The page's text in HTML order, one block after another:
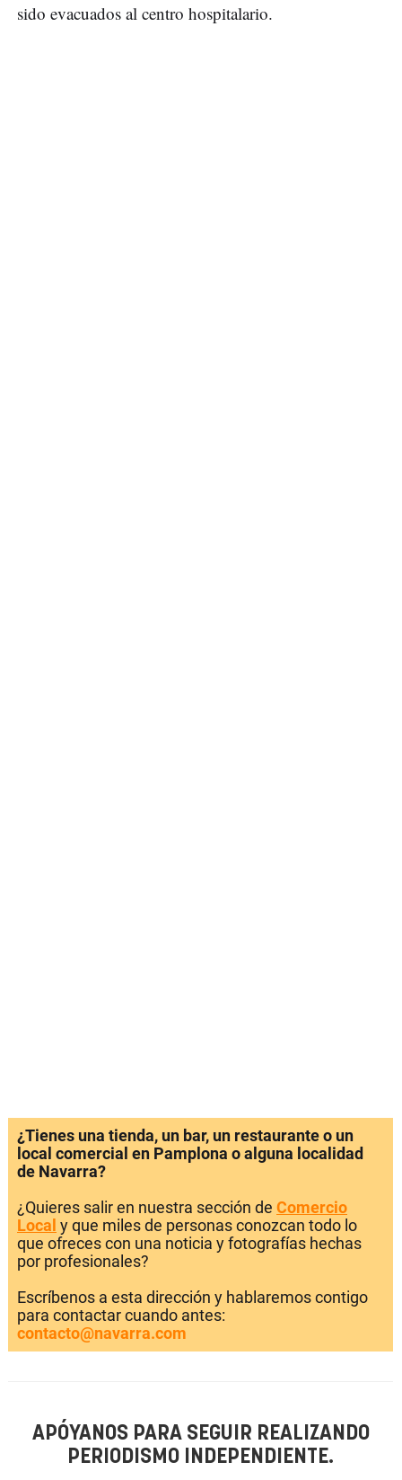
sido evacuados al centro hospitalario.
¿Tienes una tienda, un bar, un restaurante o un
local comercial en Pamplona o alguna localidad
de Navarra?
¿Quieres salir en nuestra sección de Comercio
Local y que miles de personas conozcan todo lo
que ofreces con una noticia y fotografías hechas
por profesionales?
Escríbenos a esta dirección y hablaremos contigo
para contactar cuando antes:
contacto@navarra.com
APÓYANOS PARA SEGUIR REALIZANDO
PERIODISMO INDEPENDIENTE.